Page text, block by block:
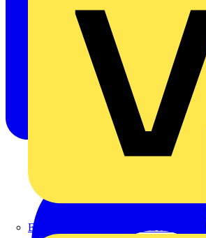
Emil Löffelhardt GmbH & Co. KG